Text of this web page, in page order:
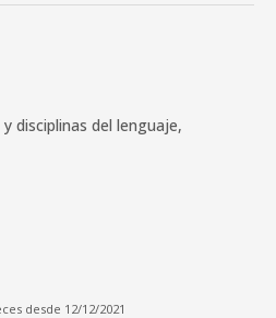
disciplinas del lenguaje,
desde 12/12/2021